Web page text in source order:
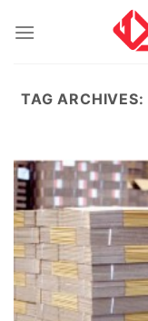
TAG ARCHIVES: